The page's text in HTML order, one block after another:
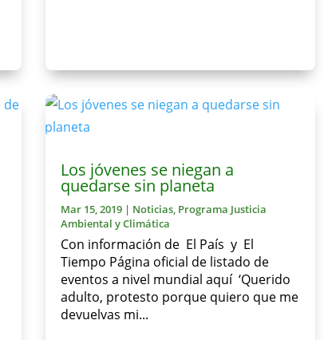
Los jóvenes se niegan a
quedarse sin planeta
Mar 15, 2019| Noticias, Programa Justicia
Ambiental y Climática
Con información de El País y El
Tiempo Página oficial de listado de
eventos a nivel mundial aquí ‘Querido
adulto, protesto porque quiero que me
devuelvas mi...